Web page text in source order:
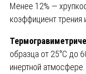
Менее 12% —
коэффициент трения
образца от 25°C до
инертной